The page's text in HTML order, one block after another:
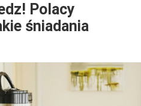
Polacy
śniadania